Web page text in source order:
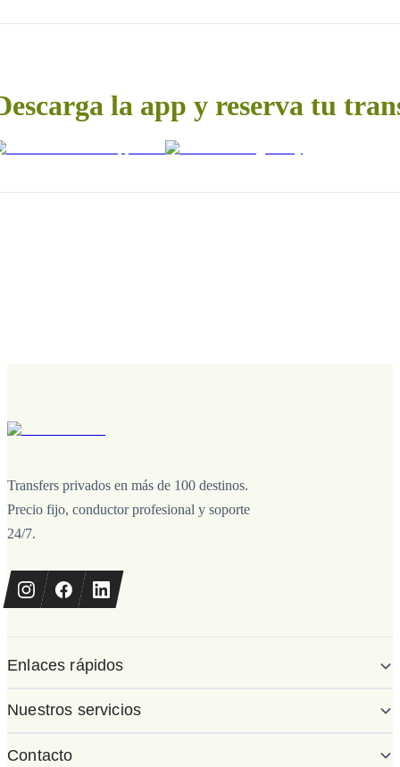
la app y reserva tu
Transfers privados en más de 100 destinos.
Precio fijo, conductor profesional y soporte
24/7.
Enlaces rápidos
Nuestros servicios
Contacto